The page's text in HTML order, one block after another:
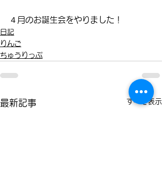
４月のお誕生会をやりました！
日記
りんご
ちゅうりっぷ
最新記事 すべて表示